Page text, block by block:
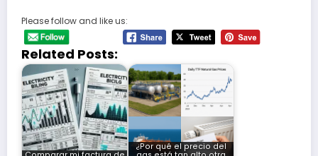
Please follow and like us:
Related Posts:
¿Por qué el precio del